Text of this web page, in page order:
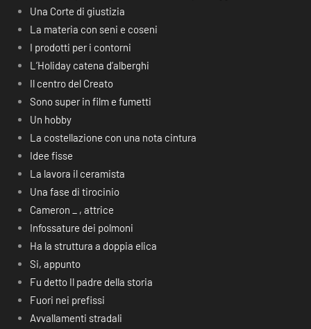
Una Corte di giustizia
La materia con seni e coseni
I prodotti per i contorni
L’Holiday catena d’alberghi
Il centro del Creato
Sono super in film e fumetti
Un hobby
La costellazione con una nota cintura
Idee fisse
La lavora il ceramista
Una fase di tirocinio
Cameron _ , attrice
Infossature dei polmoni
Ha la struttura a doppia elica
Si, appunto
Fu detto Il padre della storia
Fuori nei prefissi
Avvallamenti stradali